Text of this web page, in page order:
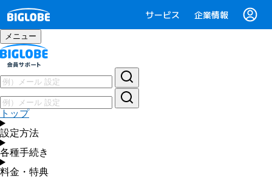
サービス 企業情報
メニュー
トップ
設定方法
各種手続き
料金・特典